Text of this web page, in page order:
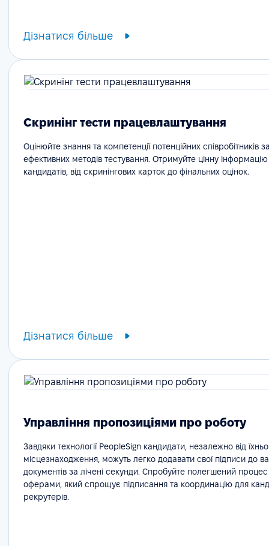
Дізнатися більше
Скринінг тести працевлаштування
Оцінюйте знання та компетенції потенційних співробітників
ефективних методів тестування. Отримуйте цінну інформацію
кандидатів, від скринінгових карток до фінальних оцінок.
Дізнатися більше
Управління пропозиціями про роботу
Завдяки технології PeopleSign кандидати, незалежно від
місцезнаходження, можуть легко додавати свої підписи до
документів за лічені секунди. Спробуйте полегшений процес
оферами, який спрощує підписання та координацію для
рекрутерів.